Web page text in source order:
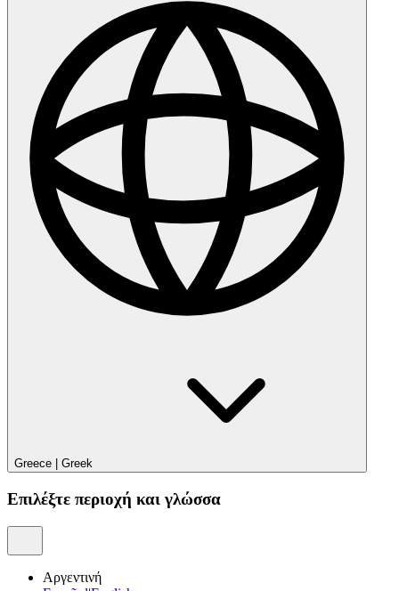
Greece Greek
Επιλέξτε περιοχή και γλώσσα
Αργεντινή